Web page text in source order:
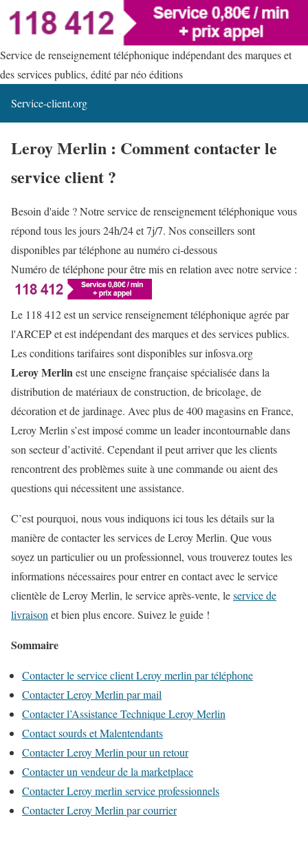
Service de renseignement téléphonique indépendant des marques et
des services publics, édité par néo éditions
Service-client.org
Leroy Merlin : Comment contacter le
service client ?
Besoin d'aide ? Notre service de renseignement téléphonique vous
répond tous les jours 24h/24 et 7j/7. Nos conseillers sont
disponibles par téléphone au numéro ci-dessous
Numéro de téléphone pour être mis en relation avec notre service :
Le 118 412 est un service renseignement téléphonique agrée par
l'ARCEP et est indépendant des marques et des services publics.
Les conditions tarifaires sont disponibles sur infosva.org
Leroy Merlin est une enseigne française spécialisée dans la
distribution de matériaux de construction, de bricolage, de
décoration et de jardinage. Avec plus de 400 magasins en France,
Leroy Merlin s’est imposé comme un leader incontournable dans
son secteur d’activité. Cependant il peut arriver que les clients
rencontrent des problèmes suite à une commande ou aient des
questions qui nécessitent une assistance.
C’est pourquoi, nous vous indiquons ici tous les détails sur la
manière de contacter les services de Leroy Merlin. Que vous
soyez un particulier ou un professionnel, vous trouverez toutes les
informations nécessaires pour entrer en contact avec le service
clientèle de Leroy Merlin, le service après-vente, leservice de
livraison et bien plus encore. Suivez le guide !
Sommaire
Contacter le service client Leroy merlin par téléphone
Contacter Leroy Merlin par mail
Contacter l’Assistance Technique Leroy Merlin
Contact sourds et Malentendants
Contacter Leroy Merlin pour un retour
Contacter un vendeur de la marketplace
Contacter Leroy merlin service professionnels
Contacter Leroy Merlin par courrier